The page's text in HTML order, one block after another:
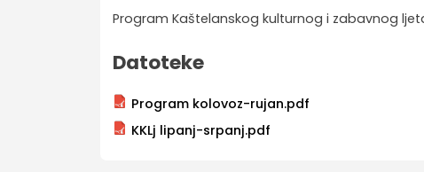
Program Kaštelanskog kulturnog i zabavnog
Datoteke
Program kolovoz-rujan.pdf
KKLj lipanj-srpanj.pdf